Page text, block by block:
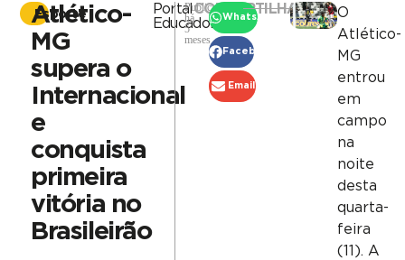
Esporte
Atlético-
MG
supera o
Internacional
e
conquista
primeira
vitória no
Brasileirão
Portal
Educadora
Publicado
há
5
meses
COMPARTILHAR
WhatsApp
Facebook
Email
O
Atlético-
MG
entrou
em
campo
na
noite
desta
quarta-
feira
(11). A